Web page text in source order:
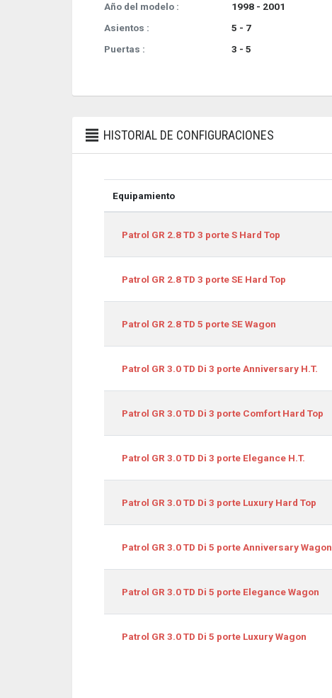
Año del modelo :
1998 - 2001
Asientos :
5 - 7
Puertas :
3 - 5
HISTORIAL DE CONFIGURACIONES
Equipamiento
Patrol GR 2.8 TD 3 porte S Hard Top
Patrol GR 2.8 TD 3 porte SE Hard Top
Patrol GR 2.8 TD 5 porte SE Wagon
Patrol GR 3.0 TD Di 3 porte Anniversary H.T.
Patrol GR 3.0 TD Di 3 porte Comfort Hard Top
Patrol GR 3.0 TD Di 3 porte Elegance H.T.
Patrol GR 3.0 TD Di 3 porte Luxury Hard Top
Patrol GR 3.0 TD Di 5 porte Anniversary Wagon
Patrol GR 3.0 TD Di 5 porte Elegance Wagon
Patrol GR 3.0 TD Di 5 porte Luxury Wagon